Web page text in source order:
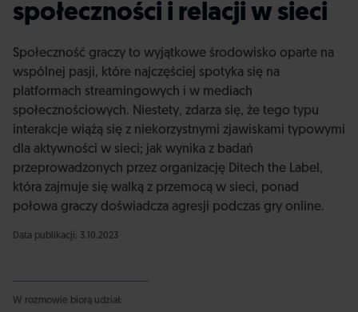
społeczności i relacji w sieci
Społeczność graczy to wyjątkowe środowisko oparte na
wspólnej pasji, które najczęściej spotyka się na
platformach streamingowych i w mediach
społecznościowych. Niestety, zdarza się, że tego typu
interakcje wiążą się z niekorzystnymi zjawiskami typowymi
dla aktywności w sieci; jak wynika z badań
przeprowadzonych przez organizację Ditech the Label,
która zajmuje się walką z przemocą w sieci, ponad
połowa graczy doświadcza agresji podczas gry online.
Data publikacji: 3.10.2023
W rozmowie biorą udział: